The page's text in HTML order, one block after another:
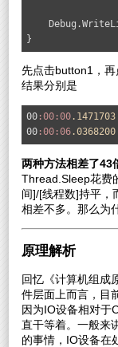
}
先点击button1，
结果分别是
00 :00 :00 .1471703
00 :00 :06 .0368200
两种方法相差了43
Thread.Sleep花费
间]/[线程数]持平，
相差不多。那么为
原理解析
回忆《计算机组成
件层面上而言，目
因为IO设备相对于
直干等着。一般来
的事情，IO设备在